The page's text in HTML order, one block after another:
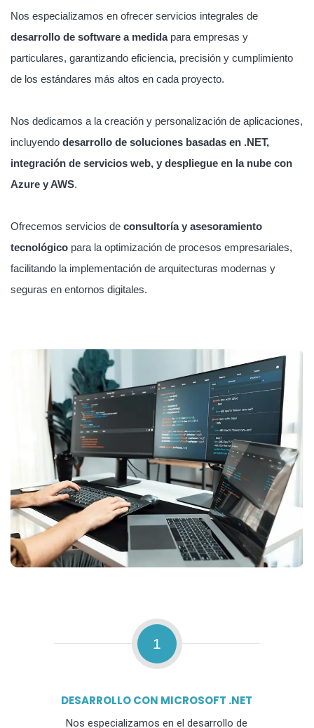
Nos especializamos en ofrecer servicios integrales de
desarrollo de software a medidapara empresas y
particulares, garantizando eficiencia, precisión y cumplimiento
de los estándares más altos en cada proyecto.
Nos dedicamos a la creación y personalización de aplicaciones,
incluyendo desarrollo de soluciones basadas en .NET,
integración de servicios web, y despliegue en la nube con
Azure y AWS.
Ofrecemos servicios de consultoría y asesoramiento
tecnológico para la optimización de procesos empresariales,
facilitando la implementación de arquitecturas modernas y
seguras en entornos digitales.
1
DESARROLLO CON MICROSOFT .NET
Nos especializamos en el desarrollo de